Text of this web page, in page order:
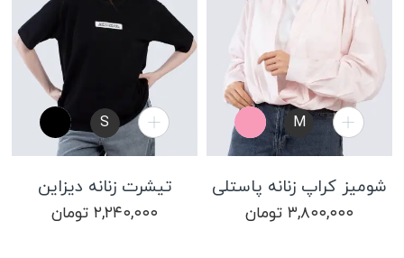
M
شومیز کراپ زنانه پاستلی
۳,۸۰۰,۰۰۰ تومان
S
تیشرت زنانه دیزاین
۲,۲۴۰,۰۰۰ تومان